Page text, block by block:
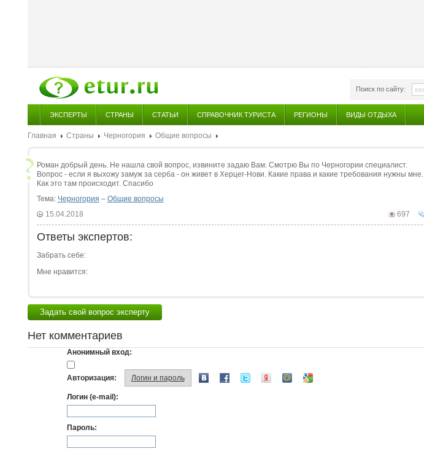
Поиск по сайту:
ЭКСПЕРТЫ СТРАНЫ СТАТЬИ СПРАВОЧНИК ТУРИСТА РЕГИОНЫ ВИДЫ ОТДЫХА
Главная Страны Черногория Общие вопросы
Роман добрый день. Не нашла свой вопрос, извините задаю Вам. Смотрю Вы по Черногории специалист.
Вопрос - если я выхожу замуж за серба - он живет в Херцег-Нови. Какие права и какие требования нужны мне.
Как это там происходит. Спасибо
Тема: Черногория – Общие вопросы
697
15.04.2018
Ответы экспертов:
Забрать себе:
Мне нравится:
Задать свой вопрос эксперту
Нет комментариев
Анонимный вход:
Авторизация: Логин и пароль
Логин (e-mail):
Пароль: